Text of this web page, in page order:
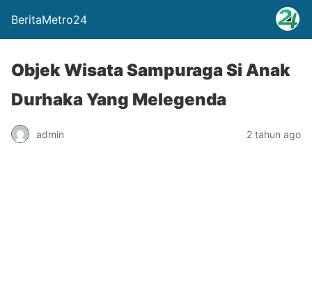
BeritaMetro24
Objek Wisata Sampuraga Si Anak
Durhaka Yang Melegenda
admin 2 tahun ago